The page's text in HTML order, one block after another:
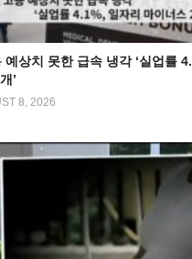
예상치 못한 급속 냉각 ‘실업률
’
8, 2026